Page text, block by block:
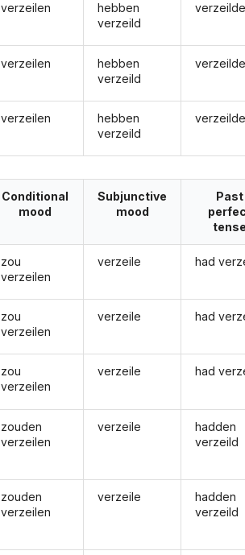
verzeilen
verzeilen
verzeilen
hebben
verzeild
hebben
verzeild
hebben
verzeild
Conditional
mood
zou
verzeilen
zou
verzeilen
zou
verzeilen
zouden
verzeilen
zouden
verzeilen
Subjunctive
mood
verzeile
verzeile
verzeile
verzeile
verzeile
Past
tense
had
had
had
hadden
verzeild
hadden
verzeild